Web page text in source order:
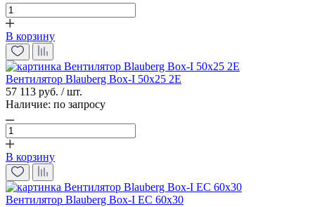
В корзину
Вентилятор Blauberg Box-I 50x25 2E
57 113 руб. / шт.
Наличие: по запросу
В корзину
Вентилятор Blauberg Box-I EC 60x30